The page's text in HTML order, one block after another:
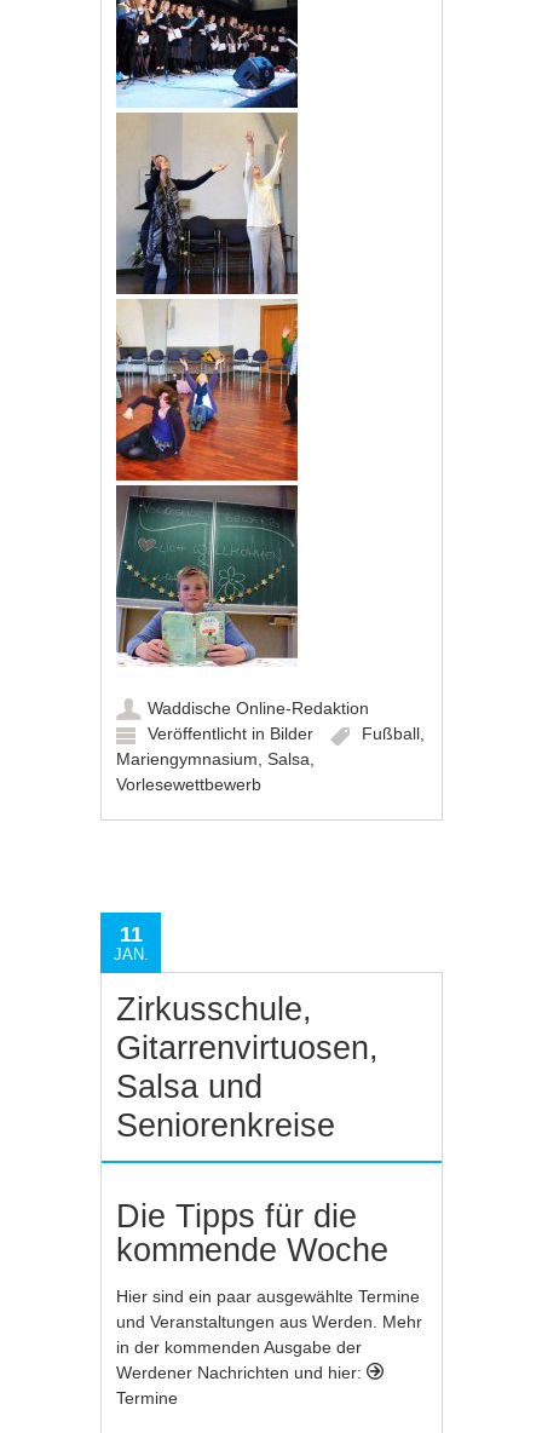
Waddische Online-Redaktion
Veröffentlicht in Bilder Fußball
Mariengymnasium ,Salsa
Vorlesewettbewerb
11
JAN.
Zirkusschule,
Gitarrenvirtuosen,
Salsa und
Seniorenkreise
Die Tipps für die
kommende Woche
Hier sind ein paar ausgewählte Termine
und Veranstaltungen aus Werden. Mehr
in der kommenden Ausgabe der
Werdener Nachrichten und hier:
Termine